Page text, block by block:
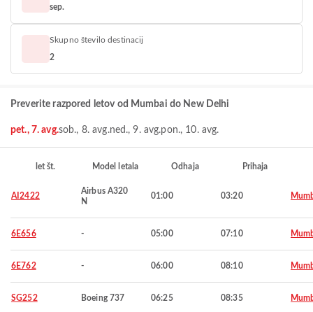
sep.
Skupno število destinacij
2
Preverite razpored letov od Mumbai do New Delhi
pet., 7. avg.sob., 8. avg.ned., 9. avg.pon., 10. avg.
let št. Model letala Odhaja Prihaja
AI2422
Airbus A320
N
01:00 03:20
6E656 - 05:00 07:10
6E762 - 06:00 08:10
SG252 Boeing 737 06:25 08:35